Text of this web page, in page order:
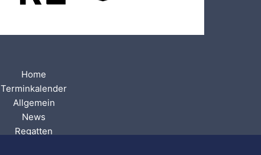
Home
Terminkalender
Allgemein
News
Regatten